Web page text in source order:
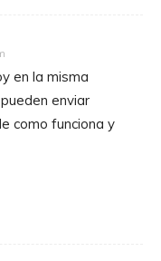
en la misma
enviar
como funciona y